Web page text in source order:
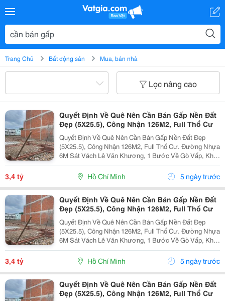
Trang Chủ Bất động sản Mua, bán nhà
Lọc nâng cao
Quyết Định Về Quê Nên Cần Bán Gấp Nền Đất
Đẹp (5X25.5), Công Nhận 126M2, Full Thổ Cư
Quyết Định Về Quê Nên Cần Bán Gấp Nền Đất Đẹp
(5X25.5), Công Nhận 126M2, Full Thổ Cư. Đường Nhựa
6M Sát Vách Lê Văn Khương, 1 Bước Về Gò Vấp, Khu
Dân Cư Hiện Hữu Đông Kín Người Ở, Mình Mua Đã Xin
Nhà 4 Lầu Xây Ở, Nhưng Phát Sinh Việc Ngoài Quê
3,4 tỷ Hồ Chí Minh 5 ngày trước
Quyết Định Về Quê Nên Cần Bán Gấp Nền Đất
Đẹp (5X25.5), Công Nhận 126M2, Full Thổ Cư
Quyết Định Về Quê Nên Cần Bán Gấp Nền Đất Đẹp
(5X25.5), Công Nhận 126M2, Full Thổ Cư. Đường Nhựa
6M Sát Vách Lê Văn Khương, 1 Bước Về Gò Vấp, Khu
Dân Cư Hiện Hữu Đông Kín Người Ở, Mình Mua Đã Xin
Nhà 4 Lầu Xây Ở, Nhưng Phát Sinh Việc Ngoài Quê
3,4 tỷ Hồ Chí Minh 5 ngày trước
Quyết Định Về Quê Nên Cần Bán Gấp Nền Đất
Đẹp (5X25.5), Công Nhận 126M2, Full Thổ Cư